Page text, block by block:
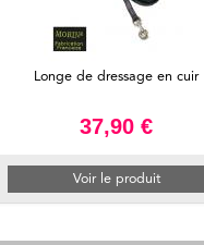
Longe de dressage en cuir
37,90 €
Voir le produit